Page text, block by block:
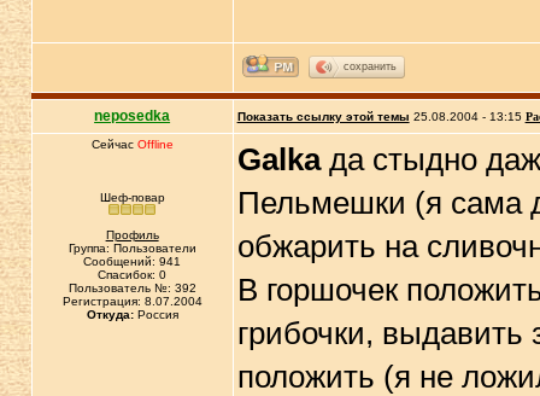
сохранить
neposedka Показать ссылку этой темы 25.08.2004 - 13:15
Сейчас Offline
Шеф-повар
Профиль
Группа: Пользователи
Сообщений: 941
Спасибок: 0
Пользователь №: 392
Регистрация: 8.07.2004
Откуда:Россия
Galkaда стыдно
Пельмешки (я сама
обжарить на
В горшочек
грибочки, выдавить
положить (я не